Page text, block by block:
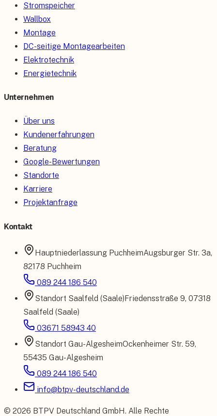
Stromspeicher
Wallbox
Montage
DC-seitige Montagearbeiten
Elektrotechnik
Energietechnik
Unternehmen
Über uns
Kundenerfahrungen
Beratung
Google-Bewertungen
Standorte
Karriere
Projektanfrage
Kontakt
Hauptniederlassung PuchheimAugsburger Str. 3a,
82178 Puchheim
089 244 186 540
Standort Saalfeld (Saale)Friedensstraße 9, 07318
Saalfeld (Saale)
03671 58943 40
Standort Gau-AlgesheimOckenheimer Str. 59,
55435 Gau-Algesheim
089 244 186 540
info@btpv-deutschland.de
© 2026 BTPV Deutschland GmbH. Alle Rechte